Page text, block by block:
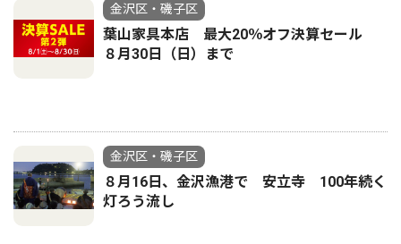
金沢区・磯子区
葉山家具本店 最大20％オフ決算セール
８月30日（日）まで
金沢区・磯子区
８月16日、金沢漁港で 安立寺 100年続く
灯ろう流し